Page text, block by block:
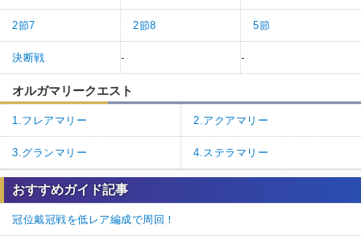
2節7 2節8 5節
決断戦 - -
オルガマリークエスト
1.フレアマリー 2.アクアマリー
3.グランマリー 4.ステラマリー
おすすめガイド記事
冠位戴冠戦を低レア編成で周回！